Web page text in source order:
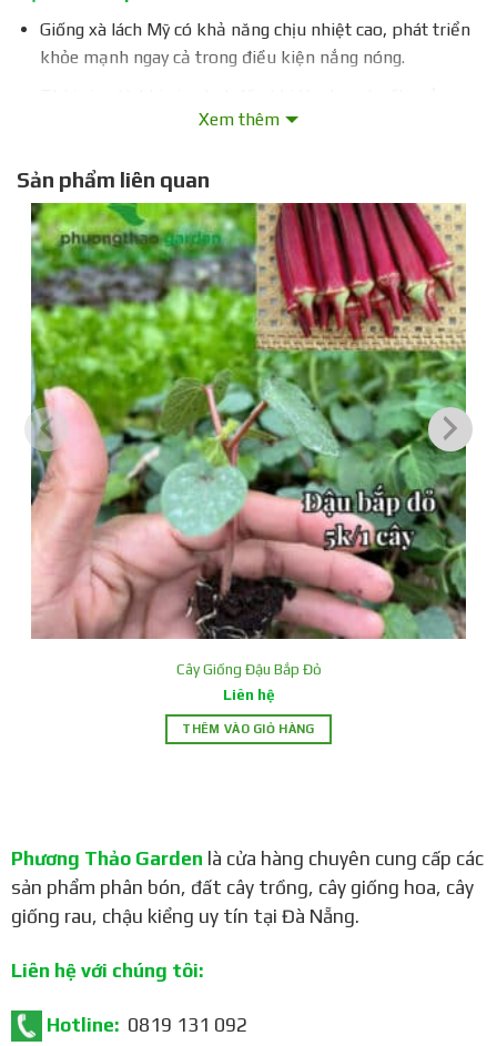
Giống xà lách Mỹ có khả năng chịu nhiệt cao, phát triển
khỏe mạnh ngay cả trong điều kiện nắng nóng.
giúp bạn nhanh chóng có rau tươi ngon.
thích hợp để chế biến các món salad, gỏi cuốn…
Mỗi cây xà lách có thể cho năng suất lên đến 150-200
gram.
Ưu điểm sản phẩm
Cây giống khỏe mạnh, đảm bảo tỷ lệ nảy mầm cao.
Xem thêm
Sản phẩm liên quan
Cây Giống Đậu Bắp Đỏ
Liên hệ
THÊM VÀO GIỎ HÀNG
Phương Thảo Garden là cửa hàng chuyên cung cấp các
sản phẩm phân bón, đất cây trồng, cây giống hoa, cây
giống rau, chậu kiểng uy tín tại Đà Nẵng.
Liên hệ với chúng tôi:
Hotline:0819 131 092